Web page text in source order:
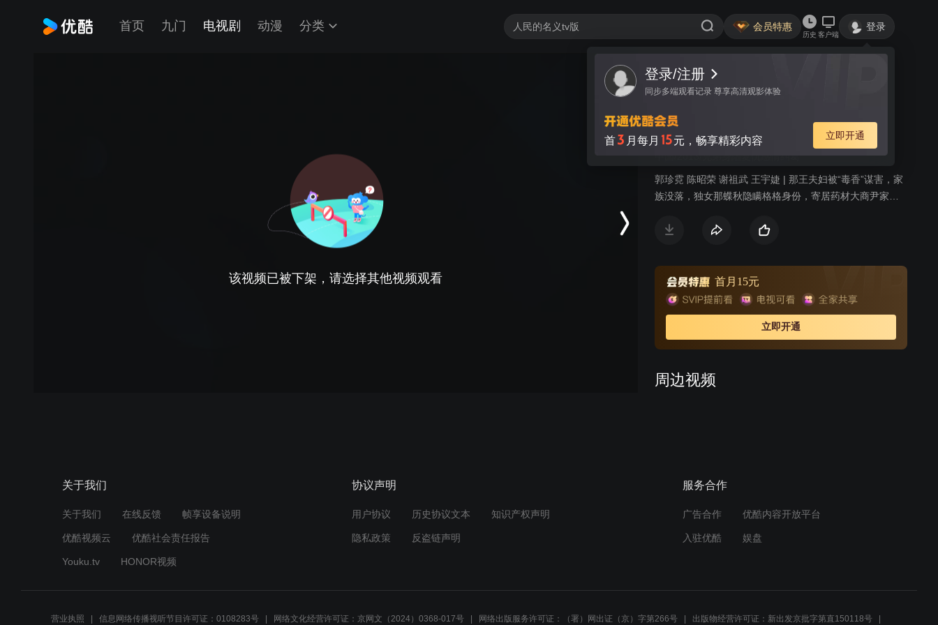
首页 九门 电视剧 动漫 分类 会员特惠
历史 客户端
登录
登录/注册
同步多端观看记录 尊享高清观影体验
首3 月每月 15元，畅享精彩内容 立即开通
该视频已被下架，请选择其他视频观看
视频 讨论
完美新娘
中国/2013/兄弟身陷复仇感情纠葛
郭珍霓 陈昭荣 谢祖武 王宇婕 | 那王夫妇被“毒香”谋害，家
族没落，独女那蝶秋隐瞒格格身份，寄居药材大商尹家。
出彩蝶无数，以及楚子夏、莫负春兄弟二人。两兄弟对那
折磨那蝶秋，那蝶秋的表妹尹筱冬在与莫负春的接触中，
心生爱慕。坠入情网的那蝶秋，意外得知楚父正是杀害她
父母的仇人！楚父面对那蝶秋，请死谢罪，那蝶秋收手。
然而，为了成全楚子夏与那蝶秋，楚父自杀，楚子夏与那
蝶秋的情感更加扑朔迷离……
首月15元
立即开通
周边视频
01:08
关于我们
关于我们 在线反馈 帧享设备说明
优酷视频云 优酷社会责任报告
Youku.tv HONOR视频
协议声明
用户协议 历史协议文本 知识产权声明
隐私政策 反盗链声明
服务合作
广告合作 优酷内容开放平台
入驻优酷 娱盘
营业执照 信息网络传播视听节目许可证：0108283号 网络文化经营许可证：京网文（2024）0368-017号 网络出版服务许可证：（署）网出证（京）字第266号 出版物经营许可证：新出发京批字第直150118号